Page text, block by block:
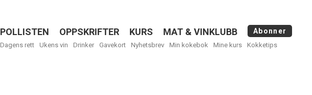
Menu
POLLISTEN OPPSKRIFTER KURS MAT & VINKLUBB Abonner
Dagens rett Ukens vin Drinker Gavekort Nyhetsbrev Min kokebok Mine kurs Kokketips